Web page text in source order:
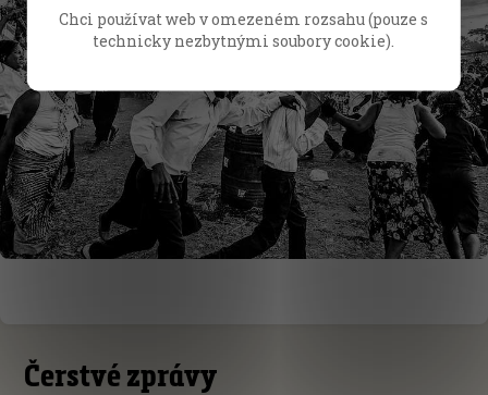
Čerstvé zprávy
Chci používat web v omezeném rozsahu (pouze s
technicky nezbytnými soubory cookie).